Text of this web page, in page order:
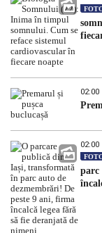
02:00
02:00
parc